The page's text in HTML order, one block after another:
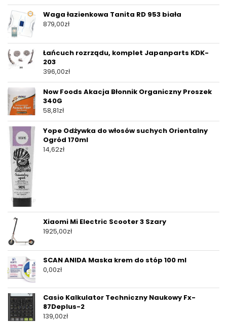
Waga łazienkowa Tanita RD 953 biała
879,00zł
Łańcuch rozrządu, komplet Japanparts KDK-
203
396,00zł
Now Foods Akacja Błonnik Organiczny Proszek
340G
58,81zł
Yope Odżywka do włosów suchych Orientalny
Ogród 170ml
14,62zł
Xiaomi Mi Electric Scooter 3 Szary
1925,00zł
SCAN ANIDA Maska krem do stóp 100 ml
0,00zł
Casio Kalkulator Techniczny Naukowy Fx-
87Deplus-2
139,00zł